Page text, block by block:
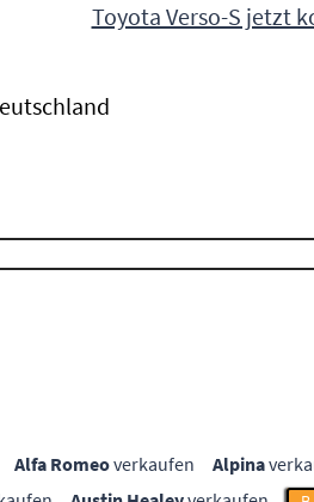
Toyota Verso-S jetzt
Alfa Romeoverkaufen Alpina